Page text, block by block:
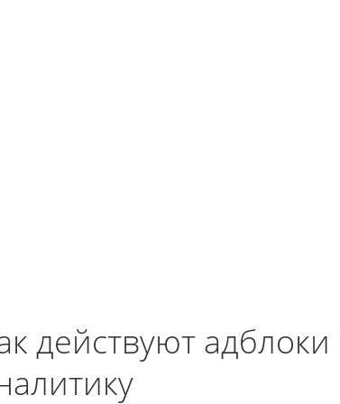
действуют